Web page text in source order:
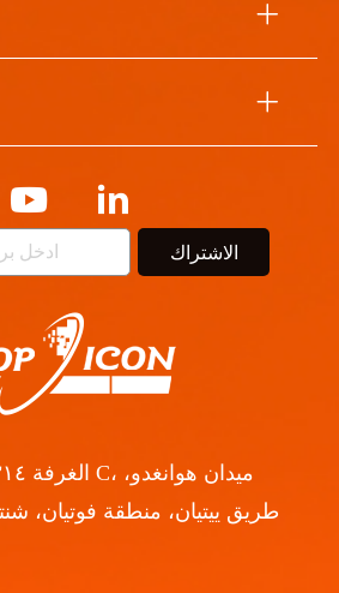
الاشتراك